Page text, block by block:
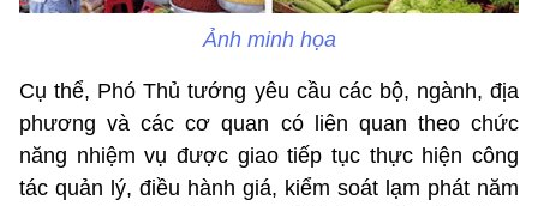
Ảnh minh họa
Cụ thể, Phó Thủ tướng yêu cầu các bộ, ngành, địa
phương và các cơ quan có liên quan theo chức
năng nhiệm vụ được giao tiếp tục thực hiện công
tác quản lý, điều hành giá, kiểm soát lạm phát năm